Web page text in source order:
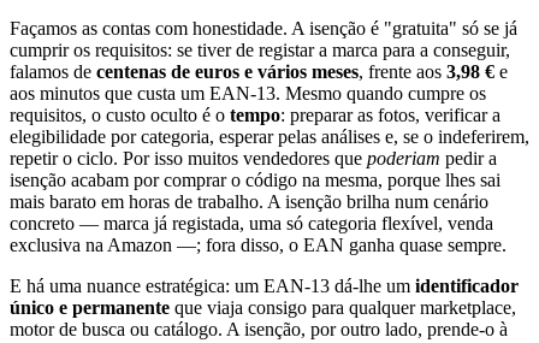
Façamos as contas com honestidade. A isenção é "gratuita" só se já
cumprir os requisitos: se tiver de registar a marca para a conseguir,
falamos de centenas de euros e vários meses, frente aos 3,98 € e
aos minutos que custa um EAN-13. Mesmo quando cumpre os
requisitos, o custo oculto é o tempo: preparar as fotos, verificar a
elegibilidade por categoria, esperar pelas análises e, se o indeferirem,
repetir o ciclo. Por isso muitos vendedores que poderiam pedir a
isenção acabam por comprar o código na mesma, porque lhes sai
mais barato em horas de trabalho. A isenção brilha num cenário
concreto — marca já registada, uma só categoria flexível, venda
exclusiva na Amazon —; fora disso, o EAN ganha quase sempre.
E há uma nuance estratégica: um EAN-13 dá-lhe um identificador
único e permanente que viaja consigo para qualquer marketplace,
motor de busca ou catálogo. A isenção, por outro lado, prende-o à